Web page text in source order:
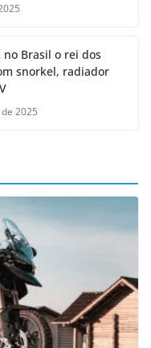
no Brasil o rei dos
snorkel, radiador
2025